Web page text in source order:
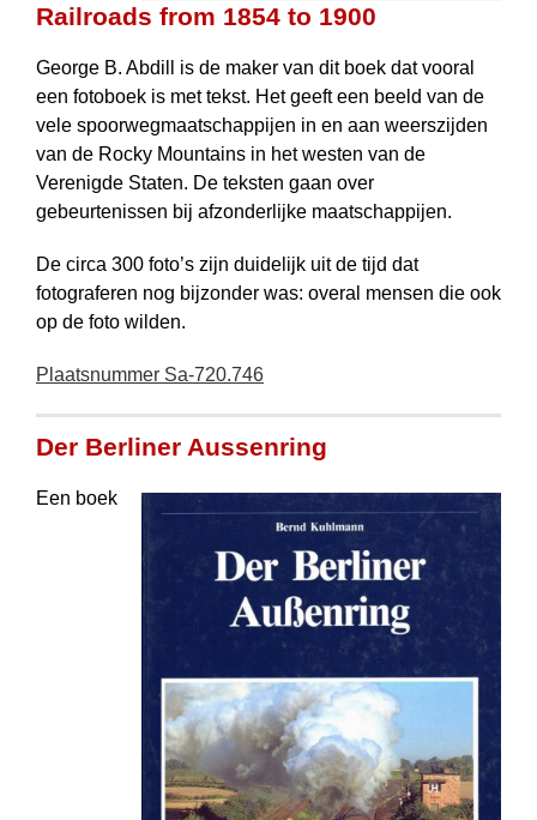
Railroads from 1854 to 1900
George B. Abdill is de maker van dit boek dat vooral
een fotoboek is met tekst. Het geeft een beeld van de
vele spoorweg­maat­schappijen in en aan weerszijden
van de Rocky Mountains in het westen van de
Verenigde Staten. De teksten gaan over
gebeurtenissen bij afzonderlijke maat­schappijen.
De circa 300 foto’s zijn duidelijk uit de tijd dat
fotograferen nog bijzonder was: overal mensen die ook
op de foto wilden.
Plaatsnummer Sa-720.746
Der Berliner Aussenring
Een boek